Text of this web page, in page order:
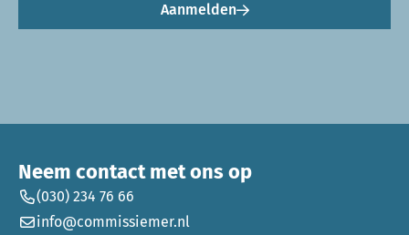
Aanmelden
Neem contact met ons op
(030) 234 76 66
info@commissiemer.nl